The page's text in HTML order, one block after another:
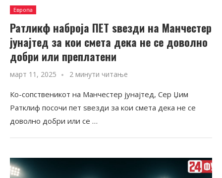
Европа
Ратликф наброја ПЕТ ѕвезди на Манчестер
јунајтед за кои смета дека не се доволно
добри или преплатени
март 11, 2025 2 минути читање
Ко-сопственикот на Манчестер јунајтед, Сер Џим
Ратклиф посочи пет ѕвезди за кои смета дека не се
доволно добри или се …